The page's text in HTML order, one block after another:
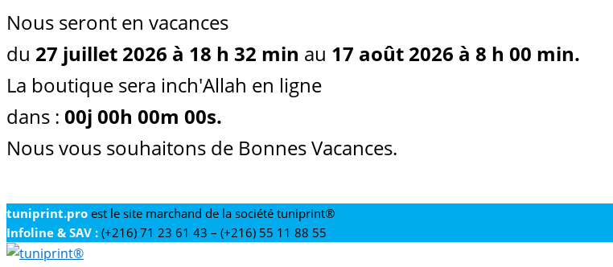
Nous seront en vacances
du 27 juillet 2026 à 18 h 32 min au 17 août 2026 à 8 h 00 min.
La boutique sera inch'Allah en ligne
dans : 00j 00h 00m 00s.
Nous vous souhaitons de Bonnes Vacances.
Aller
au
contenu
tuniprint.pro est le site marchand de la société tuniprint®
Infoline & SAV : (+216) 71 23 61 43 – (+216) 55 11 88 55